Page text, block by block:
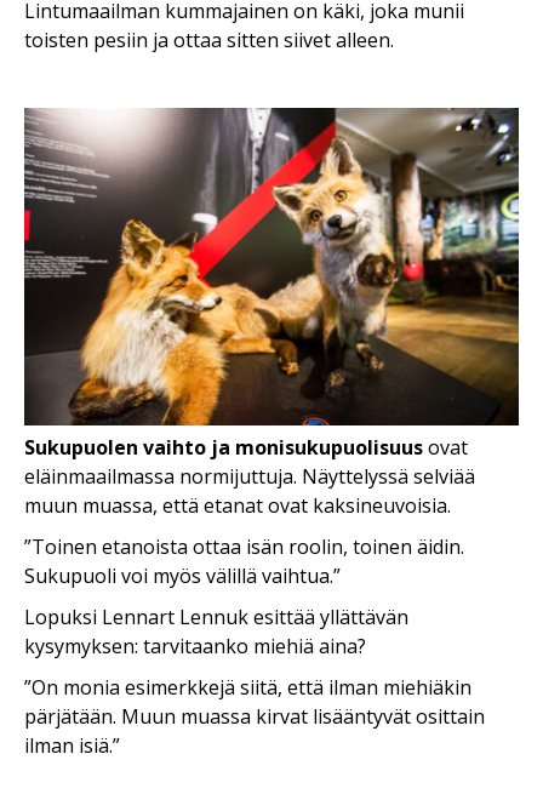
Lintumaailman kummajainen on käki, joka munii
toisten pesiin ja ottaa sitten siivet alleen.
Sukupuolen vaihto ja monisukupuolisuusovat
eläinmaailmassa normijuttuja. Näyttelyssä selviää
muun muassa, että etanat ovat kaksineuvoisia.
”Toinen etanoista ottaa isän roolin, toinen äidin.
Sukupuoli voi myös välillä vaihtua.”
Lopuksi Lennart Lennuk esittää yllättävän
kysymyksen: tarvitaanko miehiä aina?
”On monia esimerkkejä siitä, että ilman miehiäkin
pärjätään. Muun muassa kirvat lisääntyvät osittain
ilman isiä.”